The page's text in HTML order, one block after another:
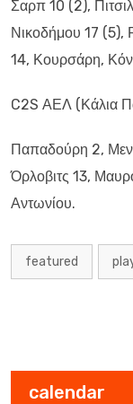
Σαρπ 10 (2),
Νικοδήμου 17 (5),
14, Κουρσάρη,
C2S ΑΕΛ (Κάλια
Παπαδούρη 2,
Όρλοβιτς 13,
Αντωνίου.
featured
calendar